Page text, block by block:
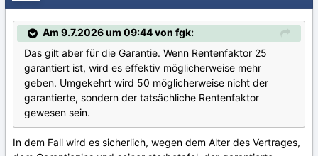
Am 9.7.2026 um 09:44 von fgk:
Das gilt aber für die Garantie. Wenn Rentenfaktor 25
garantiert ist, wird es effektiv möglicherweise mehr
geben. Umgekehrt wird 50 möglicherweise nicht der
garantierte, sondern der tatsächliche Rentenfaktor
gewesen sein.
In dem Fall wird es sicherlich, wegen dem Alter des Vertrages,